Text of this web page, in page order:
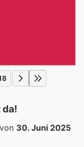
da!
30. Juni 2025